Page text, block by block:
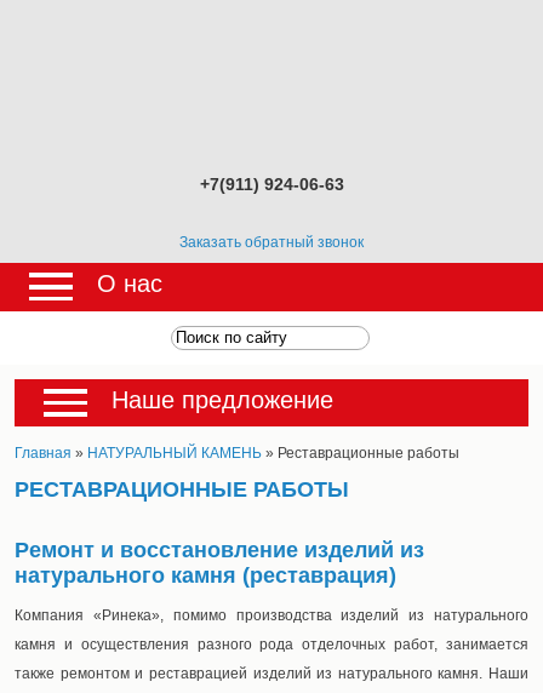
+7(911) 924-06-63
Заказать обратный звонок
О нас
Наше предложение
Главная » НАТУРАЛЬНЫЙ КАМЕНЬ » Реставрационные работы
РЕСТАВРАЦИОННЫЕ РАБОТЫ
Ремонт и восстановление изделий из
натурального камня (реставрация)
Компания «Ринека», помимо производства изделий из натурального
камня и осуществления разного рода отделочных работ, занимается
также ремонтом и реставрацией изделий из натурального камня. Наши